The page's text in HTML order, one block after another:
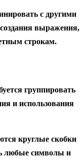
с другими
выражения,
строкам.
группировать
и использования
круглые скобки
любые символы и